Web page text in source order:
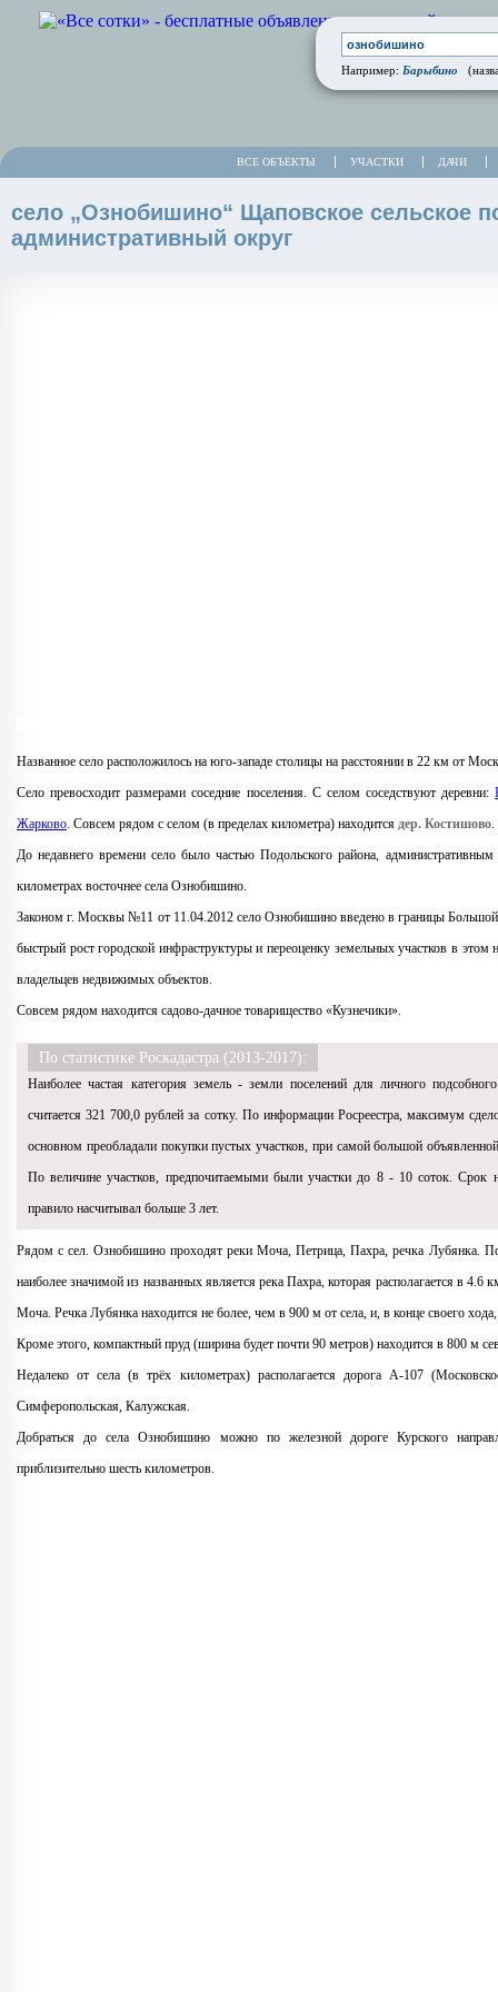
ВСЕ ОБЪЕКТЫ УЧАСТКИ ДАЧИ
Например: Барыбино
село „Ознобишино“ Щаповское сельское
административный округ
Названное село расположилось на юго-западе столицы на расстоянии в 22 км от
Село превосходит размерами соседние поселения. С селом соседствуют деревни:
Жарково. Совсем рядом с селом (в пределах километра) находится дер. Костишово.
До недавнего времени село было частью Подольского района,
километрах восточнее села Ознобишино.
Законом г. Москвы №11 от 11.04.2012 село Ознобишино введено в границы
быстрый рост городской инфраструктуры и переоценку земельных участков в этом
владельцев недвижимых объектов.
Совсем рядом находится садово-дачное товарищество «Кузнечики».
По статистике Роскадастра (2013-2017):
Наиболее частая категория земель - земли поселений для личного
считается 321 700,0 рублей за сотку. По информации Росреестра, максимум
основном преобладали покупки пустых участков, при самой большой
По величине участков, предпочитаемыми были участки до 8 - 10 соток. Срок
правило насчитывал больше 3 лет.
Рядом с сел. Ознобишино проходят реки Моча, Петрица, Пахра, речка Лубянка.
наиболее значимой из названных является река Пахра, которая располагается в
Моча. Речка Лубянка находится не более, чем в 900 м от села, и, в конце своего
Кроме этого, компактный пруд (ширина будет почти 90 метров) находится в 800 м
Недалеко от села (в трёх километрах) располагается дорога A-107
Симферопольская, Калужская.
Добраться до села Ознобишино можно по железной дороге Курского
приблизительно шесть километров.